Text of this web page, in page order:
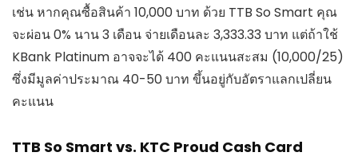
เช่น หากคุณซื้อสินค้า 10,000 บาท ด้วย TTB So Smart คุณ
จะผ่อน 0% นาน 3 เดือน จ่ายเดือนละ 3,333.33 บาท แต่ถ้าใช้
KBank Platinum อาจจะได้ 400 คะแนนสะสม (10,000/25)
ซึ่งมีมูลค่าประมาณ 40-50 บาท ขึ้นอยู่กับอัตราแลกเปลี่ยน
คะแนน
TTB So Smart vs. KTC Proud Cash Card